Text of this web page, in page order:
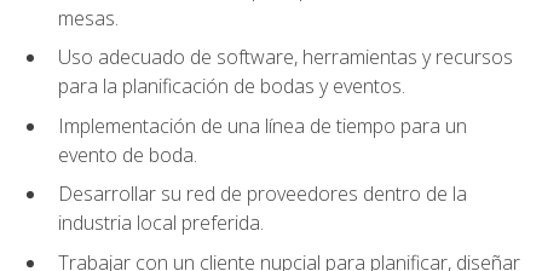
mesas.
Uso adecuado de software, herramientas y recursos
para la planificación de bodas y eventos.
Implementación de una línea de tiempo para un
evento de boda.
Desarrollar su red de proveedores dentro de la
industria local preferida.
Trabajar con un cliente nupcial para planificar, diseñar